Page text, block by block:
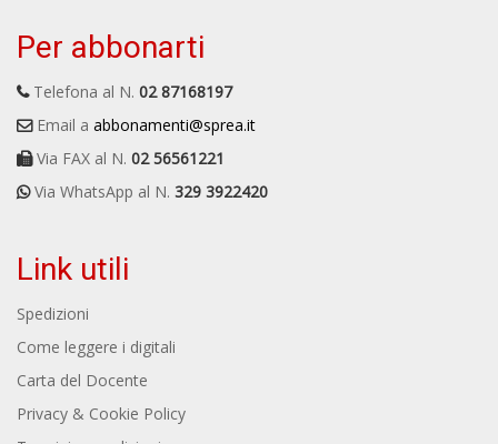
Per abbonarti
Telefona al N. 02 87168197
Email a abbonamenti@sprea.it
Via FAX al N. 02 56561221
Via WhatsApp al N. 329 3922420
Link utili
Spedizioni
Come leggere i digitali
Carta del Docente
Privacy & Cookie Policy